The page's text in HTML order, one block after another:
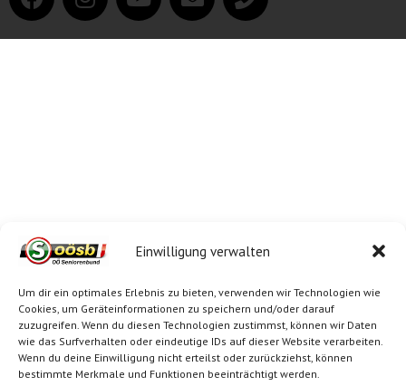
Einwilligung verwalten
Um dir ein optimales Erlebnis zu bieten, verwenden wir Technologien wie
Cookies, um Geräteinformationen zu speichern und/oder darauf
zuzugreifen. Wenn du diesen Technologien zustimmst, können wir Daten
wie das Surfverhalten oder eindeutige IDs auf dieser Website verarbeiten.
Wenn du deine Einwilligung nicht erteilst oder zurückziehst, können
bestimmte Merkmale und Funktionen beeinträchtigt werden.